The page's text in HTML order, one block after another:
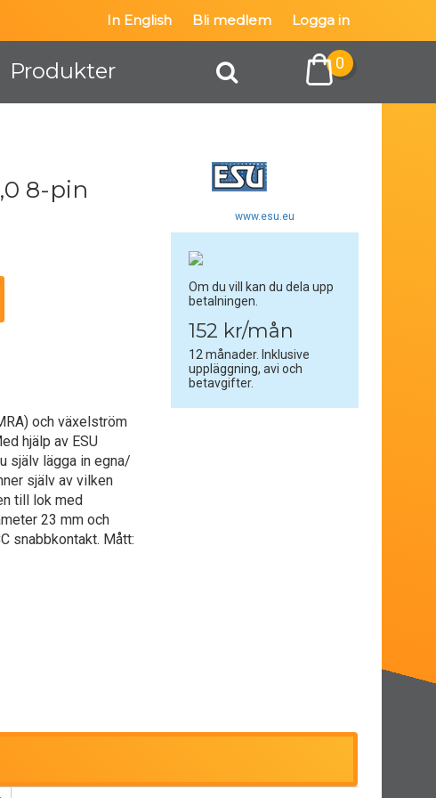
In English Bli medlem Logga in
Produkter 0
8-pin
och växelström
hjälp av ESU
själv lägga in egna/
själv av vilken
till lok med
23 mm och
snabbkontakt. Mått:
www.esu.eu
Om du vill kan du dela upp
betalningen.
152 kr/mån
12 månader. Inklusive
uppläggning, avi och
betavgifter.